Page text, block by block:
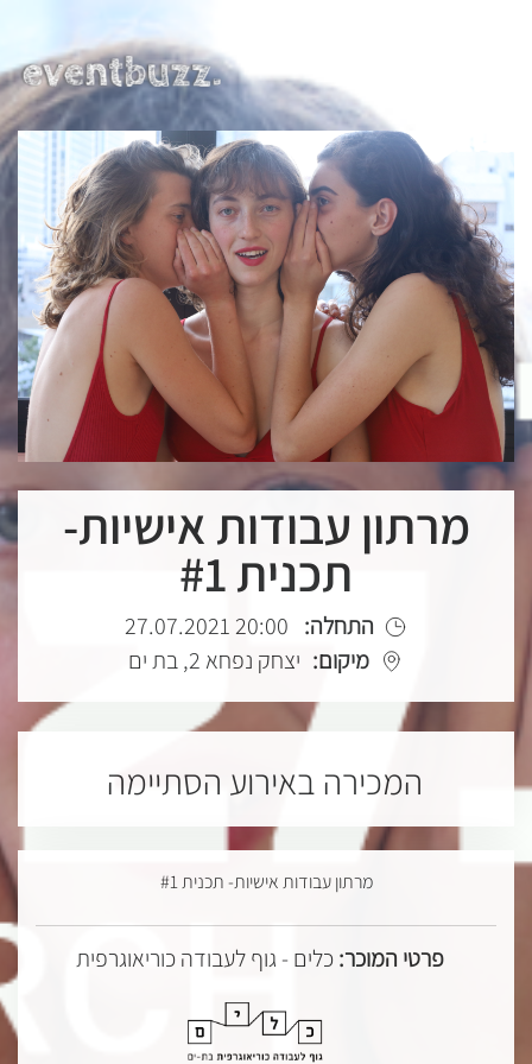
מרתון עבודות אישיות-
תכנית #1
התחלה: 20:00 27.07.2021
מיקום: יצחק נפחא 2, בת ים
המכירה באירוע הסתיימה
מרתון עבודות אישיות- תכנית #1
פרטי המוכר:כלים - גוף לעבודה כוריאוגרפית